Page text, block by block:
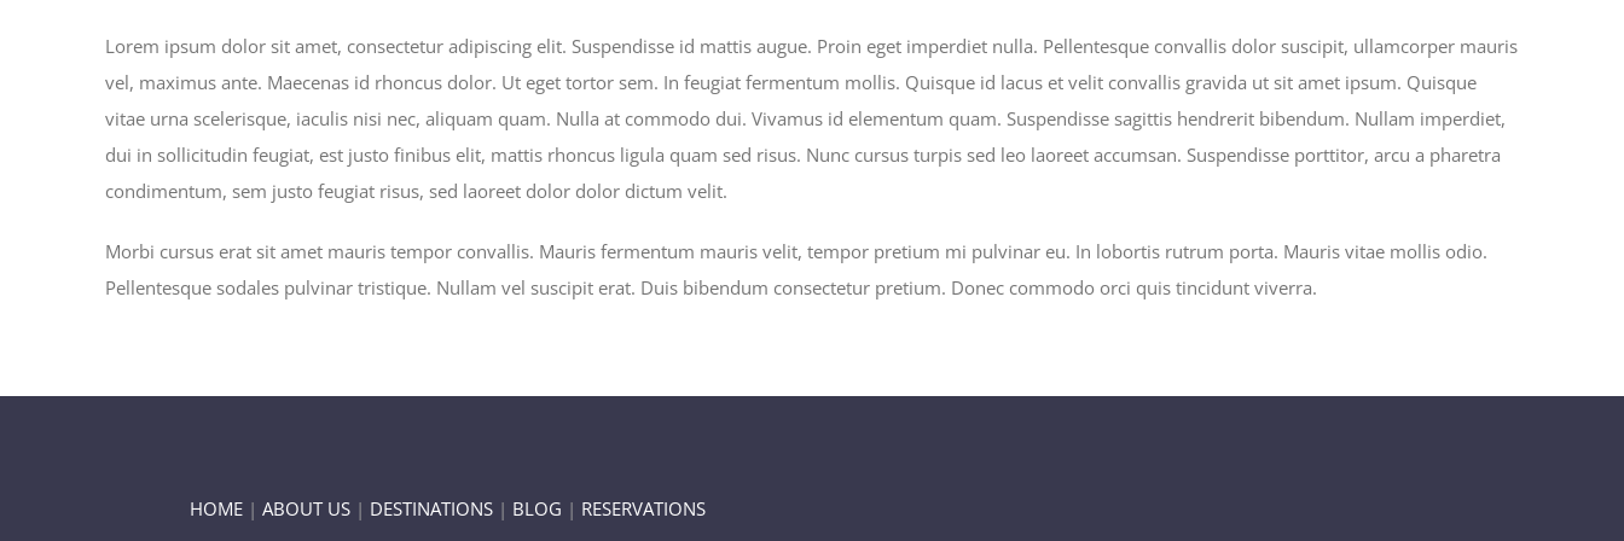
Lorem ipsum dolor sit amet, consectetur adipiscing elit. Suspendisse id mattis augue. Proin eget imperdiet nulla. Pellentesque convallis dolor suscipit, ullamcorper mauris
vel, maximus ante. Maecenas id rhoncus dolor. Ut eget tortor sem. In feugiat fermentum mollis. Quisque id lacus et velit convallis gravida ut sit amet ipsum. Quisque
vitae urna scelerisque, iaculis nisi nec, aliquam quam. Nulla at commodo dui. Vivamus id elementum quam. Suspendisse sagittis hendrerit bibendum. Nullam imperdiet,
dui in sollicitudin feugiat, est justo finibus elit, mattis rhoncus ligula quam sed risus. Nunc cursus turpis sed leo laoreet accumsan. Suspendisse porttitor, arcu a pharetra
condimentum, sem justo feugiat risus, sed laoreet dolor dolor dictum velit.
Morbi cursus erat sit amet mauris tempor convallis. Mauris fermentum mauris velit, tempor pretium mi pulvinar eu. In lobortis rutrum porta. Mauris vitae mollis odio.
Pellentesque sodales pulvinar tristique. Nullam vel suscipit erat. Duis bibendum consectetur pretium. Donec commodo orci quis tincidunt viverra.
HOME | ABOUT US | DESTINATIONS | BLOG | RESERVATIONS